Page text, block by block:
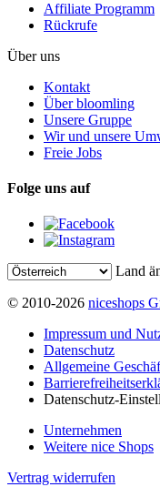
Affiliate Programm
Rückrufe
Über uns
Kontakt
Über bloomling
Unsere Gruppe
Wir und unsere
Freie Jobs
Folge uns auf
Land
© 2010-2026 niceshops
Impressum und
Datenschutz
Allgemeine
Datenschutz-
Unternehmen
Weitere nice Shops
Vertrag widerrufen